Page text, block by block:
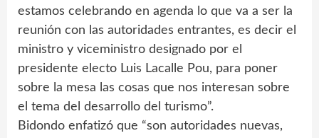
estamos celebrando en agenda lo que va a ser la
reunión con las autoridades entrantes, es decir el
ministro y viceministro designado por el
presidente electo Luis Lacalle Pou, para poner
sobre la mesa las cosas que nos interesan sobre
el tema del desarrollo del turismo”.
Bidondo enfatizó que “son autoridades nuevas,